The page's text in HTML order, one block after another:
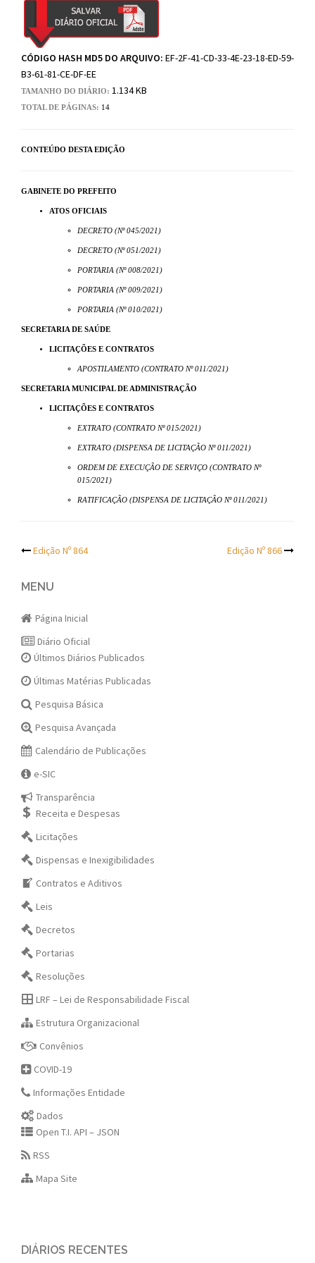
CÓDIGO HASH MD5 DO ARQUIVO: EF-2F-41-CD-33-4E-23-18-ED-59-
B3-61-81-CE-DF-EE
TAMANHO DO DIÁRIO: 1.134 KB
TOTAL DE PÁGINAS: 14
CONTEÚDO DESTA EDIÇÃO
GABINETE DO PREFEITO
ATOS OFICIAIS
DECRETO (Nº 045/2021)
DECRETO (Nº 051/2021)
PORTARIA (Nº 008/2021)
PORTARIA (Nº 009/2021)
PORTARIA (Nº 010/2021)
SECRETARIA DE SAÚDE
LICITAÇÕES E CONTRATOS
APOSTILAMENTO (CONTRATO Nº 011/2021)
SECRETARIA MUNICIPAL DE ADMINISTRAÇÃO
LICITAÇÕES E CONTRATOS
EXTRATO (CONTRATO Nº 015/2021)
EXTRATO (DISPENSA DE LICITAÇÃO Nº 011/2021)
ORDEM DE EXECUÇÃO DE SERVIÇO (CONTRATO Nº
015/2021)
RATIFICAÇÃO (DISPENSA DE LICITAÇÃO Nº 011/2021)
Post
navigation
Edição Nº 864 Edição Nº 866
MENU
Página Inicial
Diário Oficial
Últimos Diários Publicados
Últimas Matérias Publicadas
Pesquisa Básica
Pesquisa Avançada
Calendário de Publicações
e-SIC
Transparência
Receita e Despesas
Licitações
Dispensas e Inexigibilidades
Contratos e Aditivos
Leis
Decretos
Portarias
Resoluções
LRF – Lei de Responsabilidade Fiscal
Estrutura Organizacional
Convênios
COVID-19
Informações Entidade
Dados
Open T.I. API – JSON
RSS
Mapa Site
DIÁRIOS RECENTES